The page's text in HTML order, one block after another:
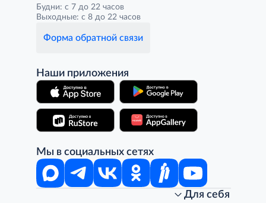
Будни: с 7 до 22 часов
Выходные: с 8 до 22 часов
Форма обратной связи
Наши приложения
Мы в социальных сетях
Для себя